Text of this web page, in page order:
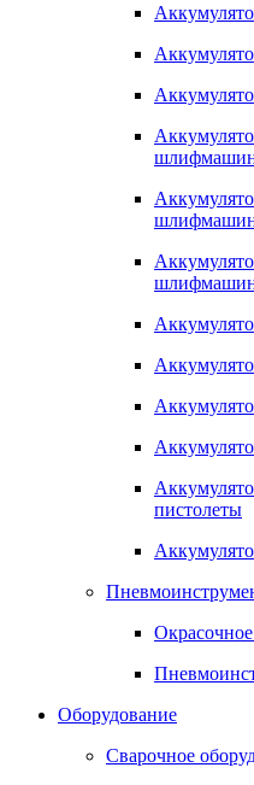
пистолеты
Оборудование
Сварочное